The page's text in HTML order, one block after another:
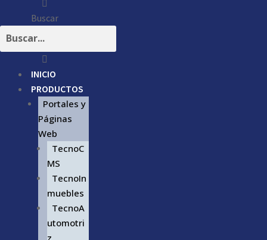
Buscar
INICIO
PRODUCTOS
Portales y
Páginas
Web
TecnoC
MS
TecnoIn
muebles
TecnoA
utomotri